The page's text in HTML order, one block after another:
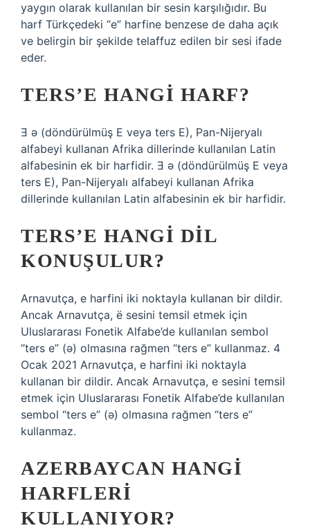
yaygın olarak kullanılan bir sesin karşılığıdır. Bu
harf Türkçedeki “e” harfine benzese de daha açık
ve belirgin bir şekilde telaffuz edilen bir sesi ifade
eder.
TERS’E HANGI HARF?
Ǝ ǝ (döndürülmüş E veya ters E), Pan-Nijeryalı
alfabeyi kullanan Afrika dillerinde kullanılan Latin
alfabesinin ek bir harfidir. Ǝ ǝ (döndürülmüş E veya
ters E), Pan-Nijeryalı alfabeyi kullanan Afrika
dillerinde kullanılan Latin alfabesinin ek bir harfidir.
TERS’E HANGI DIL
KONUŞULUR?
Arnavutça, e harfini iki noktayla kullanan bir dildir.
Ancak Arnavutça, ë sesini temsil etmek için
Uluslararası Fonetik Alfabe’de kullanılan sembol
“ters e” (ə) olmasına rağmen “ters e” kullanmaz. 4
Ocak 2021 Arnavutça, e harfini iki noktayla
kullanan bir dildir. Ancak Arnavutça, e sesini temsil
etmek için Uluslararası Fonetik Alfabe’de kullanılan
sembol “ters e” (ə) olmasına rağmen “ters e”
kullanmaz.
AZERBAYCAN HANGI
HARFLERI
KULLANIYOR?